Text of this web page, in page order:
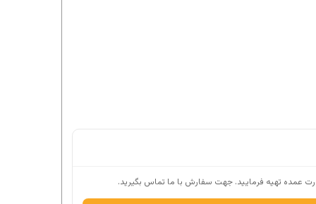
عمده تهیه فرمایید. جهت سفارش با ما تماس بگیرید.